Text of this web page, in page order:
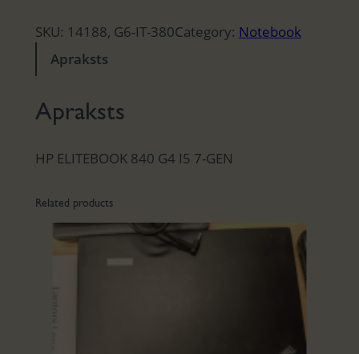
SKU: 14188, G6-IT-380Category: Notebook
Apraksts
Apraksts
HP ELITEBOOK 840 G4 I5 7-GEN
Related products